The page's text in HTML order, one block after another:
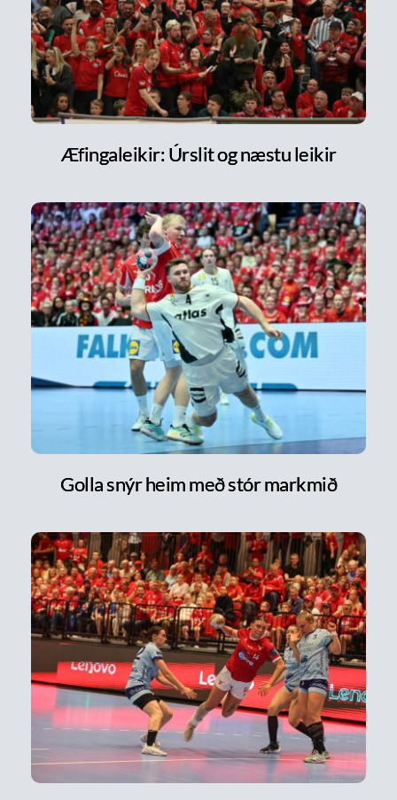
Æfingaleikir: Úrslit og næstu leikir
Golla snýr heim með stór markmið